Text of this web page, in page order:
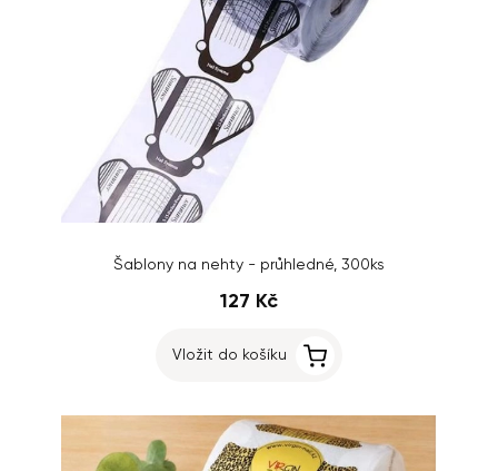
Šablony na nehty - průhledné, 300ks
127 Kč
Vložit do košíku